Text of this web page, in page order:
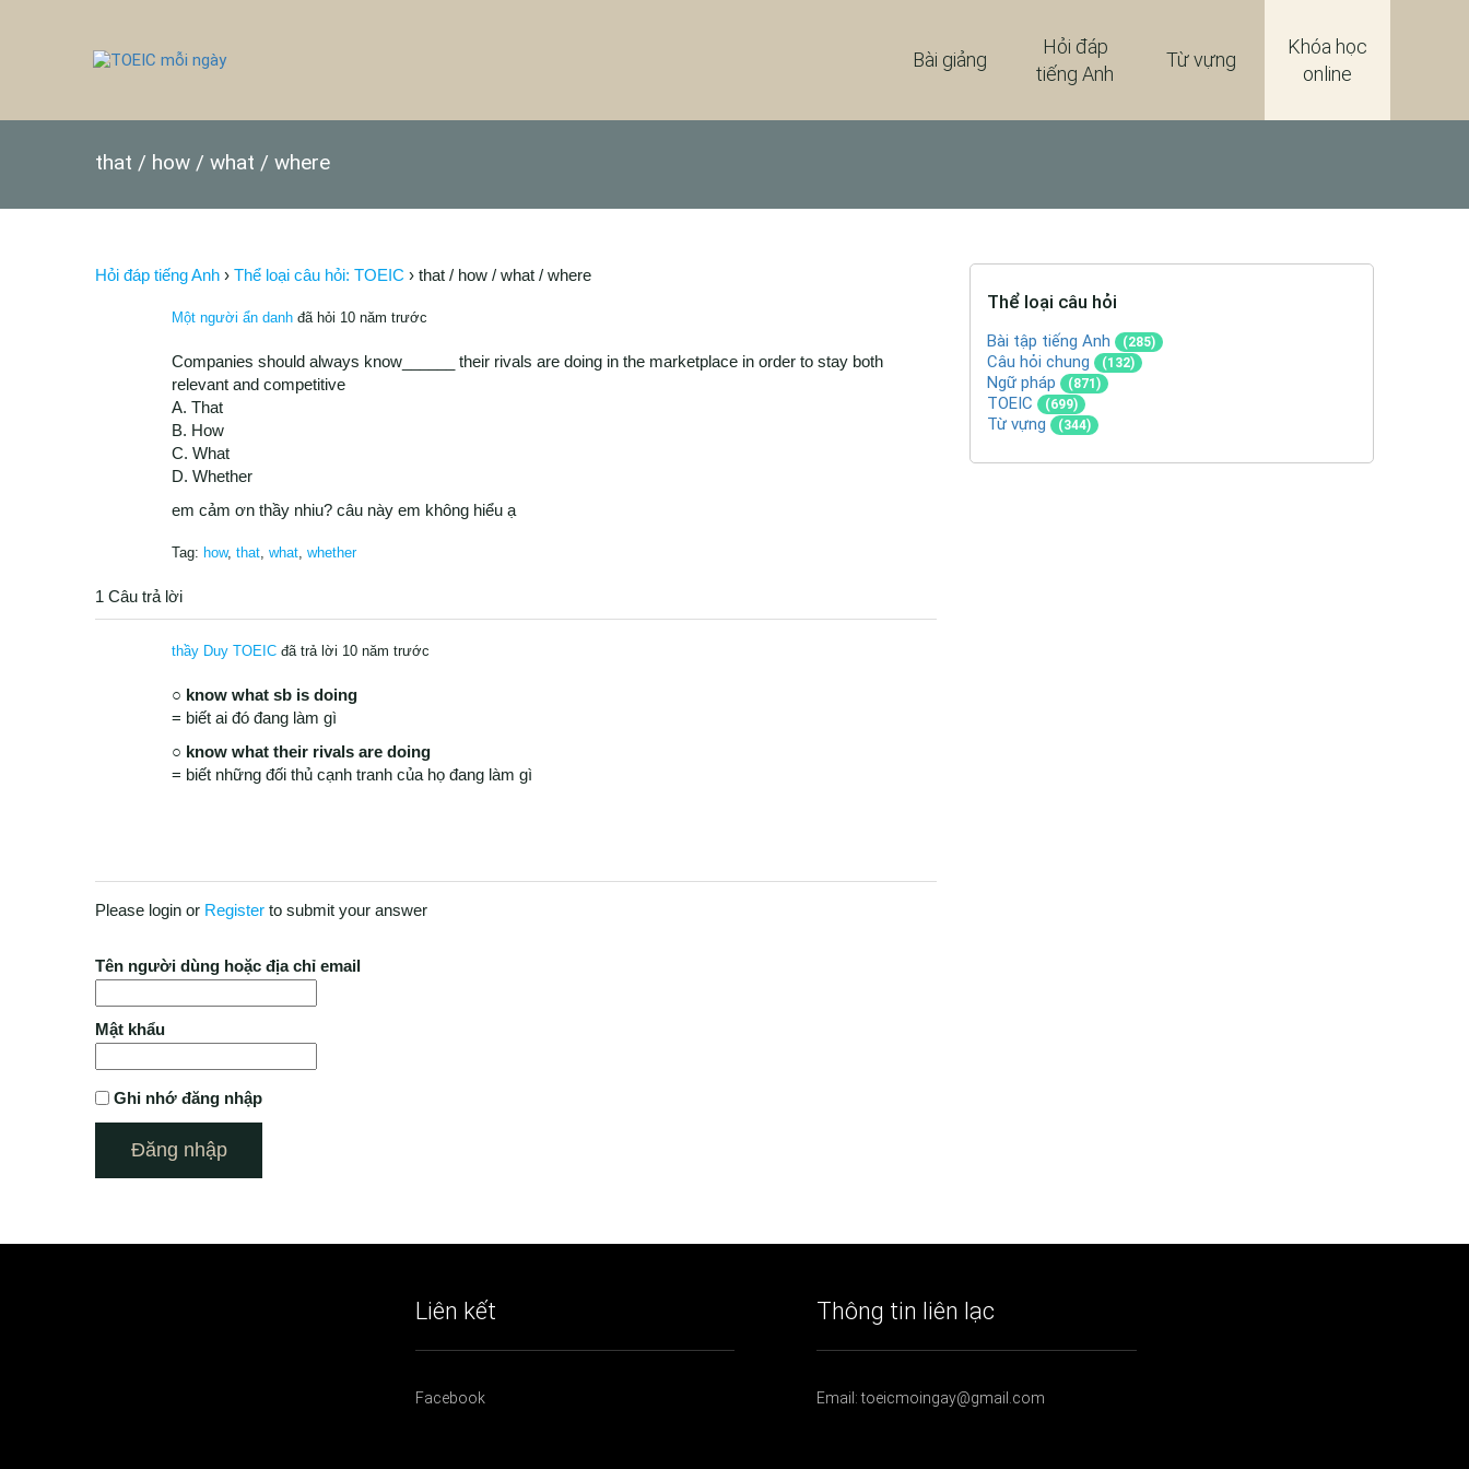
Khóa học
online
Từ vựng
Hỏi đáp
tiếng Anh
Bài giảng
that / how / what / where
Hỏi đáp tiếng Anh › Thể loại câu hỏi: TOEIC › that / how / what / where
Một người ẩn danh đã hỏi 10 năm trước
Companies should always know______ their rivals are doing in the marketplace in order to stay both
relevant and competitive
A. That
B. How
C. What
D. Whether
em cảm ơn thầy nhiu? câu này em không hiểu ạ
Tag: how, that, what, whether
1 Câu trả lời
thầy Duy TOEIC đã trả lời 10 năm trước
○ know what sb is doing
= biết ai đó đang làm gì
○ know what their rivals are doing
= biết những đối thủ cạnh tranh của họ đang làm gì
Please login or Register to submit your answer
Tên người dùng hoặc địa chỉ email
Mật khẩu
Ghi nhớ đăng nhập
Thể loại câu hỏi
Bài tập tiếng Anh (285)
Câu hỏi chung (132)
Ngữ pháp (871)
TOEIC (699)
Từ vựng (344)
Liên kết
Facebook
Thông tin liên lạc
Email: toeicmoingay@gmail.com